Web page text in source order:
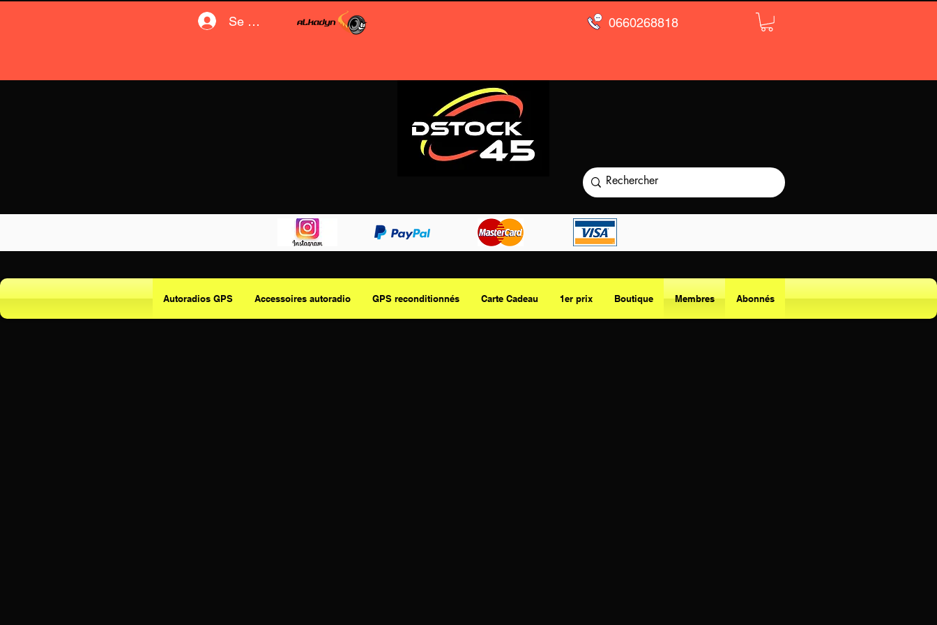
Se connecter 0660268818
Autoradios GPS Accessoires autoradio GPS reconditionnés Carte Cadeau 1er prix Boutique Membres Abonnés